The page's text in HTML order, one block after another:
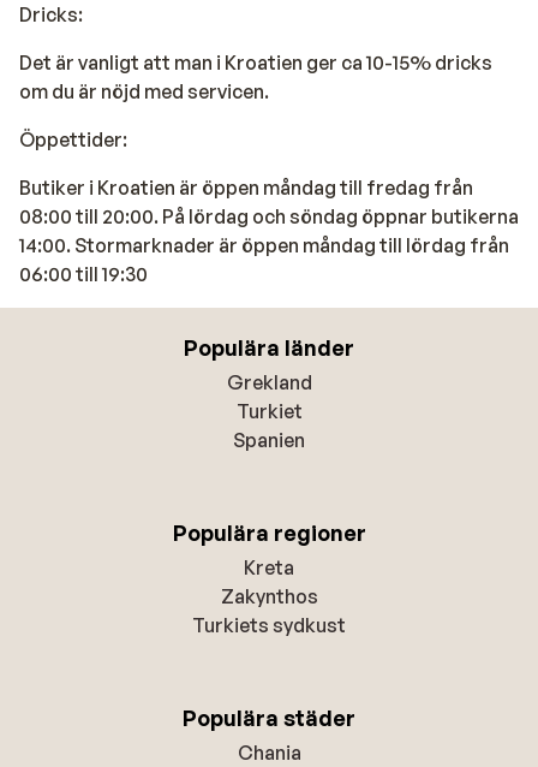
Dricks:
Det är vanligt att man i Kroatien ger ca 10-15% dricks
om du är nöjd med servicen.
Öppettider:
Butiker i Kroatien är öppen måndag till fredag ​​från
08:00 till 20:00. På lördag och söndag öppnar butikerna
14:00. Stormarknader är öppen måndag till lördag från
06:00 till 19:30
Populära länder
Grekland
Turkiet
Spanien
Populära regioner
Kreta
Zakynthos
Turkiets sydkust
Populära städer
Chania